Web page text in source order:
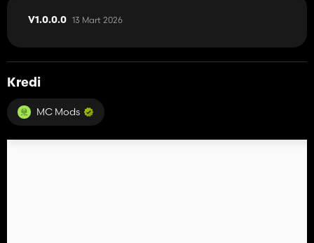
V1.0.0.0 13 Mart 2026
Kredi
MC Mods